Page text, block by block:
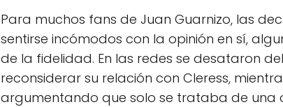
Para muchos fans de Juan Guarnizo, las
sentirse incómodos con la opinión en sí,
de la fidelidad. En las redes se desataron
reconsiderar su relación con Cleress,
argumentando que solo se trataba de una